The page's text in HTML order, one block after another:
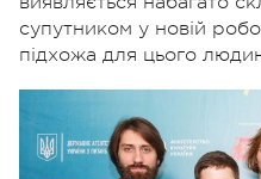
супутником у новій
підхожа для цього